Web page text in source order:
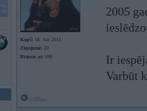
Kopš: 18. Jun 2015
Ziņojumi: 20
Braucu ar: e90
2005
Ir
Varbūt